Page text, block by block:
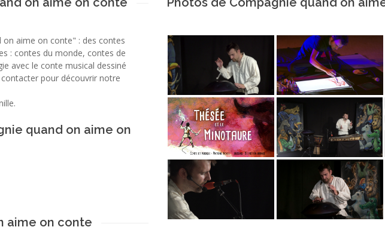
on aime on conte" : des contes
: contes du monde, contes de
avec le conte musical dessiné
pour découvrir notre
quand on aime on
aime on conte